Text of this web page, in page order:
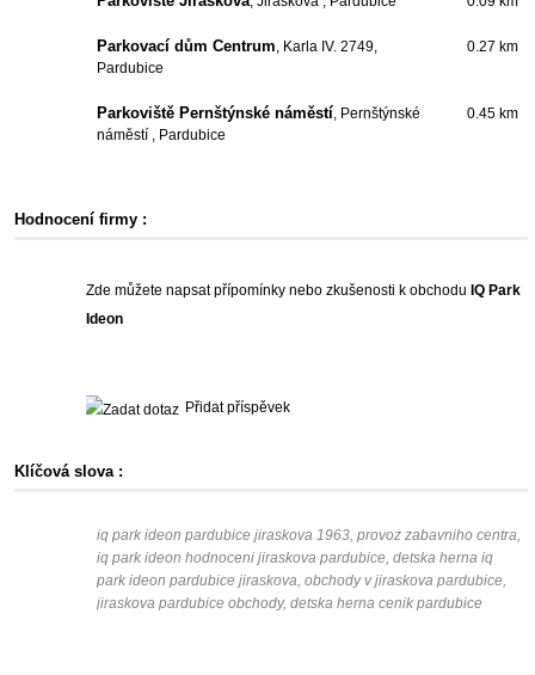
Parkovací dům Centrum, Karla IV. 2749,
Pardubice
0.27 km
Parkoviště Pernštýnské náměstí, Pernštýnské
náměstí , Pardubice
0.45 km
Hodnocení firmy :
Zde můžete napsat přípomínky nebo zkušenosti k obchodu IQ Park
Ideon
Přidat příspěvek
Klíčová slova :
iq park ideon pardubice jiraskova 1963, provoz zabavniho centra,
iq park ideon hodnoceni jiraskova pardubice, detska herna iq
park ideon pardubice jiraskova, obchody v jiraskova pardubice,
jiraskova pardubice obchody, detska herna cenik pardubice